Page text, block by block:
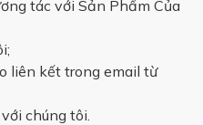
tác với Sản Phẩm Của
liên kết trong email từ
chúng tôi.